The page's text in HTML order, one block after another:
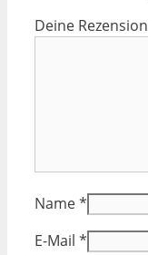
Deine Rezension
Name*
E-Mail *